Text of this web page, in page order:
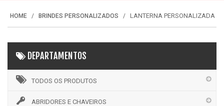
HOME BRINDES PERSONALIZADOS LANTERNA PERSONALIZADA
DEPARTAMENTOS
TODOS OS PRODUTOS
ABRIDORES E CHAVEIROS